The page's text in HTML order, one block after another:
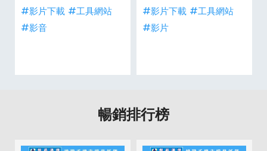
#影片下載 #工具網站
#影音
#影片下載 #工具網站
#影片
暢銷排行榜